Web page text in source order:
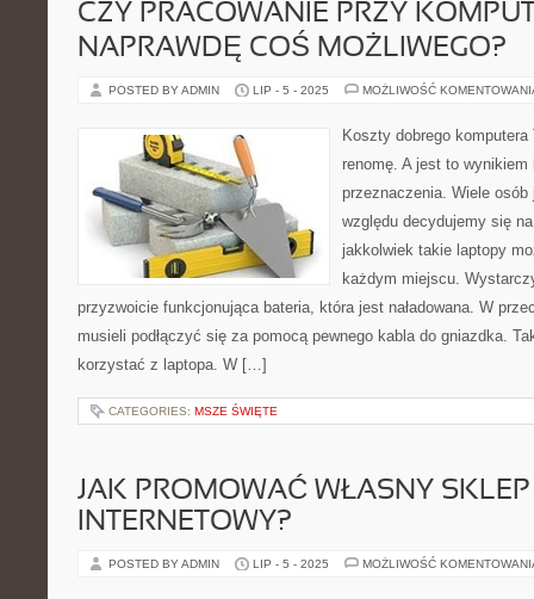
CZY PRACOWANIE PRZY
NAPRAWDĘ COŚ MOŻLIWEGO?
POSTED BY ADMIN LIP - 5 - 2025 MOŻLIWOŚĆ
Koszty dobrego
renomę. A jest to wynikiem
przeznaczenia. Wiele
względu decydujemy się
jakkolwiek takie laptopy
każdym miejscu.
przyzwoicie funkcjonująca bateria, która jest naładowana. W
musieli podłączyć się za pomocą pewnego kabla do gniazdka.
korzystać z laptopa. W […]
CATEGORIES: MSZE ŚWIĘTE
JAK PROMOWAĆ WŁASNY SKLEP
INTERNETOWY?
POSTED BY ADMIN LIP - 5 - 2025 MOŻLIWOŚĆ